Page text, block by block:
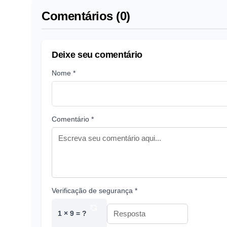
Comentários (0)
Deixe seu comentário
Nome *
Comentário *
Verificação de segurança *
1 × 9 = ?